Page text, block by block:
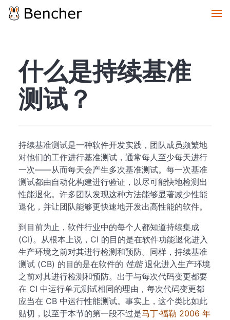
什么是持续基准
测试？
持续基准测试是一种软件开发实践，团队成员频繁地
对他们的工作进行基准测试，通常每人至少每天进行
一次——从而每天会产生多次基准测试。每一次基准
测试都由自动化构建进行验证，以尽可能快地检测出
性能退化。许多团队发现这种方法能够显著减少性能
退化，并让团队能够更快速地开发出高性能的软件。
到目前为止，软件行业中的每个人都知道持续集成
(CI)。从根本上说，CI 的目的是在软件功能退化进入
生产环境之前对其进行检测和预防。同样，持续基准
测试 (CB) 的目的是在软件的 性能退化进入生产环境
之前对其进行检测和预防。出于与每次代码变更都要
在 CI 中运行单元测试相同的理由，每次代码变更都
应当在 CB 中运行性能测试。事实上，这个类比如此
贴切，以至于本节的第一段不过是马丁·福勒 2006 年